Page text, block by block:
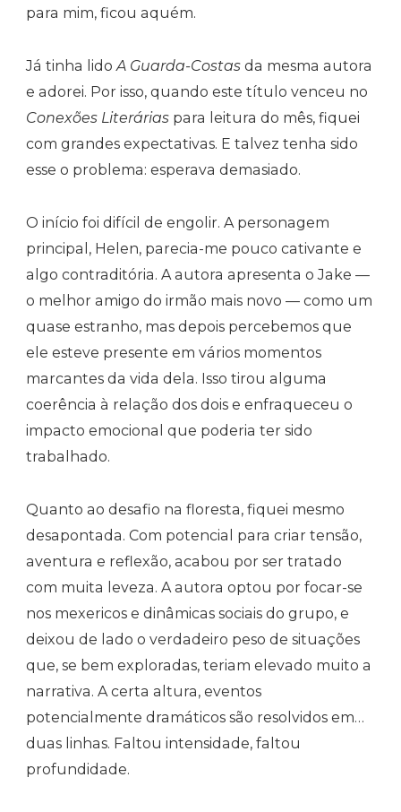
para mim, ficou aquém.
Já tinha lidoA Guarda-Costas da mesma autora
e adorei. Por isso, quando este título venceu no
Conexões Literárias para leitura do mês, fiquei
com grandes expectativas. E talvez tenha sido
esse o problema: esperava demasiado.
O início foi difícil de engolir. A personagem
principal, Helen, parecia-me pouco cativante e
algo contraditória. A autora apresenta o Jake —
o melhor amigo do irmão mais novo — como um
quase estranho, mas depois percebemos que
ele esteve presente em vários momentos
marcantes da vida dela. Isso tirou alguma
coerência à relação dos dois e enfraqueceu o
impacto emocional que poderia ter sido
trabalhado.
Quanto ao desafio na floresta, fiquei mesmo
desapontada. Com potencial para criar tensão,
aventura e reflexão, acabou por ser tratado
com muita leveza. A autora optou por focar-se
nos mexericos e dinâmicas sociais do grupo, e
deixou de lado o verdadeiro peso de situações
que, se bem exploradas, teriam elevado muito a
narrativa. A certa altura, eventos
potencialmente dramáticos são resolvidos em…
duas linhas. Faltou intensidade, faltou
profundidade.